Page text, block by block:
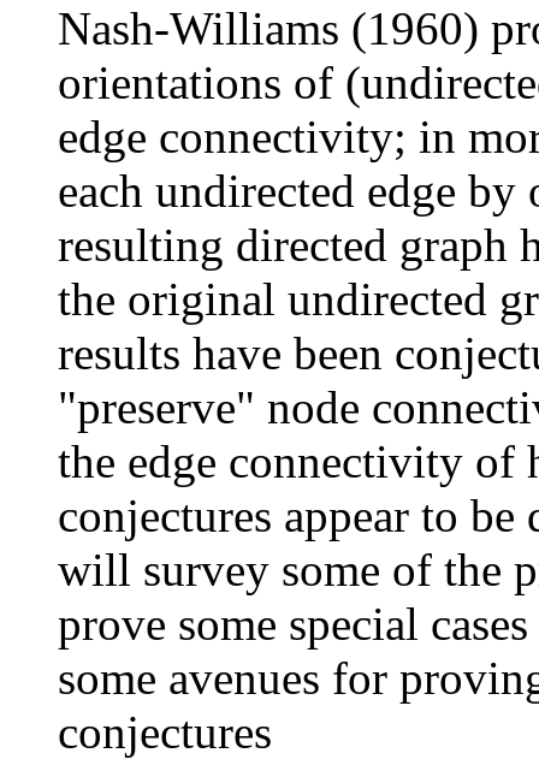
Nash-Williams (1960)
orientations of
edge connectivity; in
each undirected edge by
resulting directed graph
the original undirected
results have been
"preserve" node
the edge connectivity of
conjectures appear to
will survey some of the
prove some special
some avenues for
conjectures